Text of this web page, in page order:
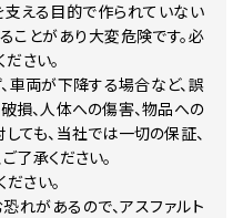
える目的で作られていない
ことがあり大変危険です。必
さい。
車両が下降する場合など、誤
損、人体への傷害、物品への
ても、当社では一切の保証、
了承ください。
さい。
れがあるので、アスファルト